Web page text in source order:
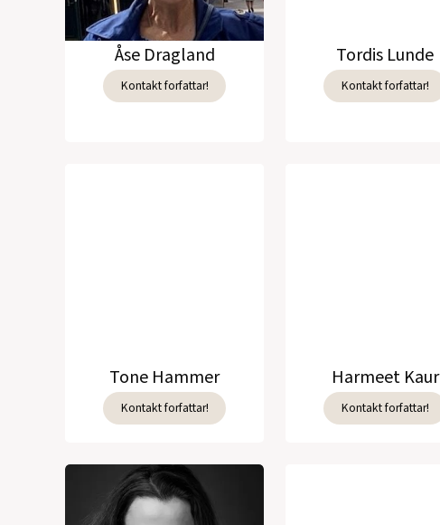
Åse Dragland
Kontakt forfattar!
Tordis Lunde
Kontakt forfattar!
Tone Hammer
Kontakt forfattar!
Harmeet Kaur
Kontakt forfattar!